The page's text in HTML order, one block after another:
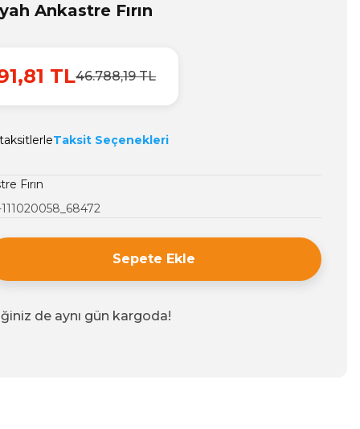
Ankastre Fırın
TL46.788,19 TL
Taksit Seçenekleri
Fırın
Sepete Ekle
de aynı gün kargoda!